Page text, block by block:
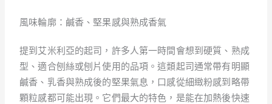
風味輪廓：鹹香、堅果感與熟成香氣
提到艾米利亞的起司，許多人第一時間會想到硬質、熟成
型、適合刨絲或刨片使用的品項。這類起司通常帶有明顯
鹹香、乳香與熟成後的堅果氣息，口感從細緻粉感到略帶
顆粒感都可能出現。它們最大的特色，是能在加熱後快速